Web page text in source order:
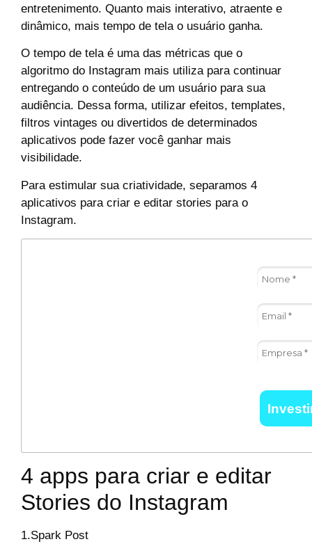
entretenimento. Quanto mais interativo, atraente e
dinâmico, mais tempo de tela o usuário ganha.
O tempo de tela é uma das métricas que o
algoritmo do Instagram mais utiliza para continuar
entregando o conteúdo de um usuário para sua
audiência. Dessa forma, utilizar efeitos, templates,
filtros vintages ou divertidos de determinados
aplicativos pode fazer você ganhar mais
visibilidade.
Para estimular sua criatividade, separamos 4
aplicativos para criar e editar stories para o
Instagram.
4 apps para criar e editar
Stories do Instagram
1.Spark Post